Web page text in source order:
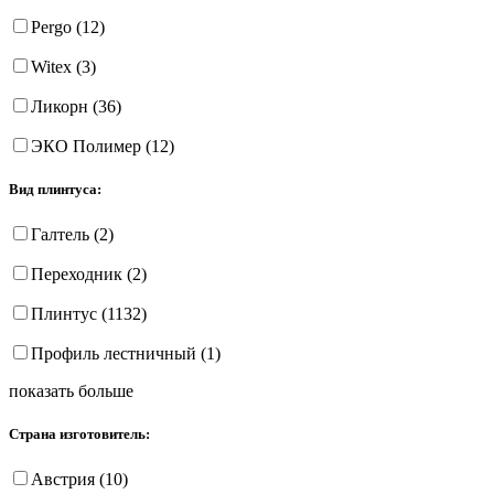
Pergo (12)
Witex (3)
Ликорн (36)
ЭКО Полимер (12)
Вид плинтуса:
Галтель (2)
Переходник (2)
Плинтус (1132)
Профиль лестничный (1)
показать больше
Страна изготовитель:
Австрия (10)